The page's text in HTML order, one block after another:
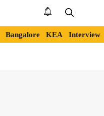
Bangalore KEA Interview